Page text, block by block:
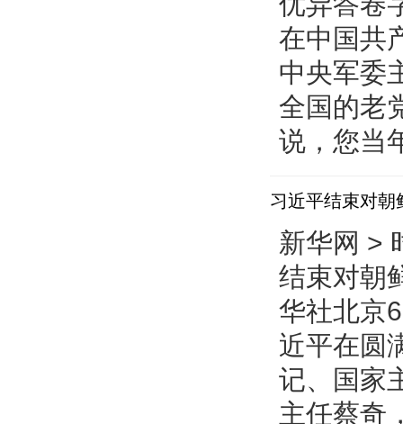
在中国共
中央军委
全国的
说，您当
习近平结束对朝
新华网 >
结束对朝
华社北京
近平在圆
记、国家
主任蔡奇